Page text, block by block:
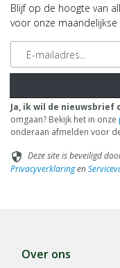
Blijf op de hoogte van
voor onze maandelijkse
E-mailadres
Ja, ik wil de nieuwsbrief
omgaan? Bekijk het in onze
onderaan afmelden voor
security Deze site is beveiligd
Privacyverklaringen
Over ons